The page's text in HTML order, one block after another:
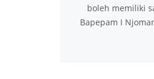
boleh memiliki
Bapepam I